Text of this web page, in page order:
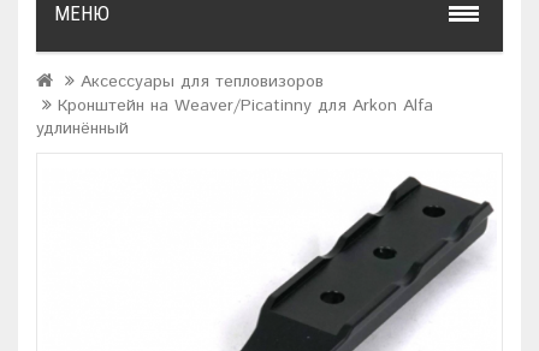
МЕНЮ
Аксессуары для тепловизоров
Кронштейн на Weaver/Picatinny для Arkon Alfa
удлинённый